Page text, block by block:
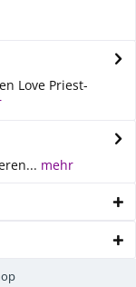
Love Priest-
mehr